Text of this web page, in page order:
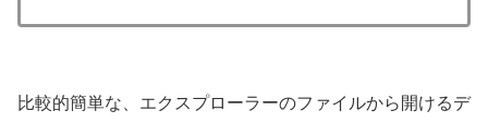
比較的簡単な、エクスプローラーのファイルから開けるデ